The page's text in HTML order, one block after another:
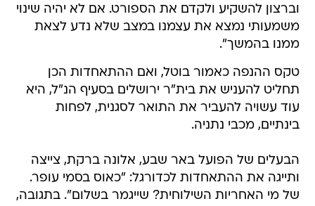
וברצון להשקיע ולקדם את הספורט. אם לא יהיה שינוי
משמעותי נמצא את עצמנו במצב שלא נדע לצאת
ממנו בהמשך".
טקס ההנפה כאמור בוטל, ואם ההתאחדות הכן
תחליט להעניש את בית"ר ירושלים בסעיף הנ"ל, היא
עוד עשויה להעביר את התואר לסגנית, לפחות
בינתיים, מכבי נתניה.
הבעלים של הפועל באר שבע, אלונה ברקת, צייצה
ותייגה את ההתאחדות לכדורגל: "כאוס בסמי עופר.
של מי האחריות השילוחית? שייגמר בשלום". בתגובה,